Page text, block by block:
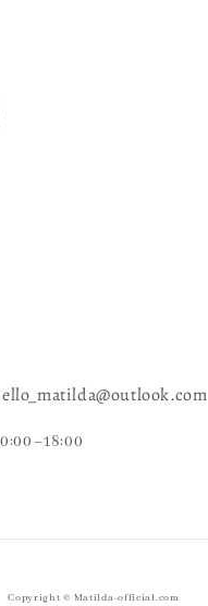
Copyright © Matilda-official.com